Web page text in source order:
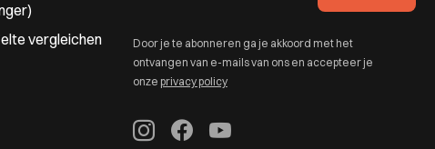
vergleichen
Door je te abonneren ga je akkoord met het
ontvangen van e-mails van ons en accepteer je
onze privacy policy